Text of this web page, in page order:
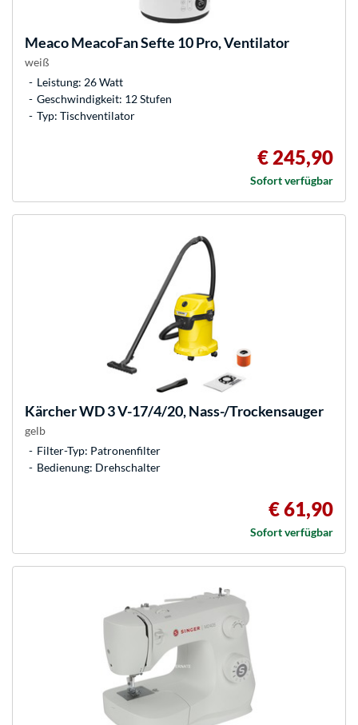
MeacoMeacoFan Sefte 10 Pro, Ventilator
weiß
Leistung: 26 Watt
Geschwindigkeit: 12 Stufen
Typ: Tischventilator
€ 245,90
Sofort verfügbar
KärcherWD 3 V-17/4/20, Nass-/Trockensauger
gelb
Filter-Typ: Patronenfilter
Bedienung: Drehschalter
€ 61,90
Sofort verfügbar